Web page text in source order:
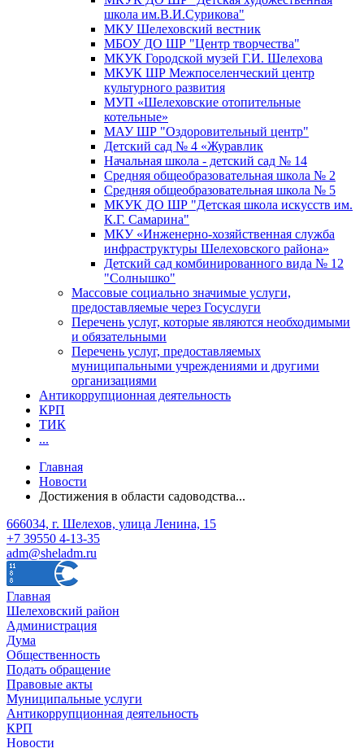
школа им.В.И.Сурикова"
МКУ Шелеховский вестник
МБОУ ДО ШР "Центр творчества"
МКУК Городской музей Г.И. Шелехова
МКУК ШР Межпоселенческий центр
культурного развития
МУП «Шелеховские отопительные
котельные»
МАУ ШР "Оздоровительный центр"
Детский сад № 4 «Журавлик
Начальная школа - детский сад № 14
Средняя общеобразовательная школа № 2
Средняя общеобразовательная школа № 5
МКУК ДО ШР "Детская школа искусств им.
К.Г. Самарина"
МКУ «Инженерно-хозяйственная служба
инфраструктуры Шелеховского района»
Детский сад комбинированного вида № 12
"Солнышко"
Массовые социально значимые услуги,
предоставляемые через Госуслуги
Перечень услуг, которые являются необходимыми
и обязательными
Перечень услуг, предоставляемых
муниципальными учреждениями и другими
организациями
Антикоррупционная деятельность
КРП
ТИК
...
Главная
Новости
Достижения в области садоводства...
666034, г. Шелехов, улица Ленина, 15
+7 39550 4-13-35
adm@sheladm.ru
Главная
Шелеховский район
Администрация
Дума
Общественность
Подать обращение
Правовые акты
Муниципальные услуги
Антикоррупционная деятельность
КРП
Новости